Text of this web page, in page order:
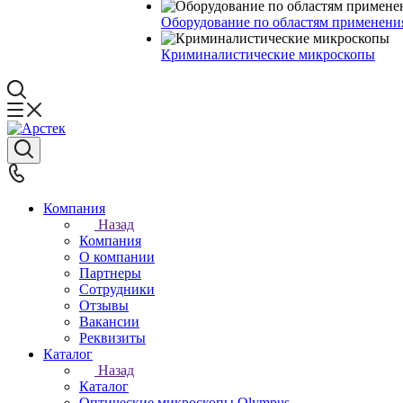
Оборудование по областям
Криминалистические микроскопы
Компания
Назад
Компания
О компании
Партнеры
Сотрудники
Отзывы
Вакансии
Реквизиты
Каталог
Назад
Каталог